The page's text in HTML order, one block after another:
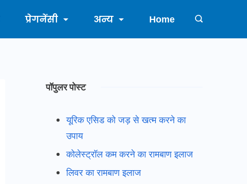
प्रेगनेंसी अन्य Home
पॉपुलर पोस्ट
यूरिक एसिड को जड़ से खत्म करने का
उपाय
कोलेस्ट्रॉल कम करने का रामबाण इलाज
लिवर का रामबाण इलाज